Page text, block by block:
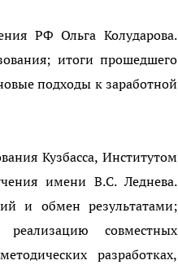
РФ Ольга Колударова.
итоги прошедшего
подходы к заработной
Кузбасса, Институтом
имени В.С. Леднева.
и обмен результатами;
совместных
разработках,